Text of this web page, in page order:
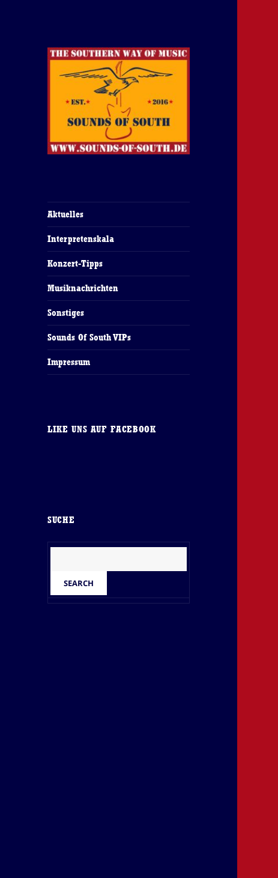
Aktuelles
Interpretenskala
Konzert-Tipps
Musiknachrichten
Sonstiges
Sounds Of South VIPs
Impressum
LIKE UNS AUF FACEBOOK
SUCHE